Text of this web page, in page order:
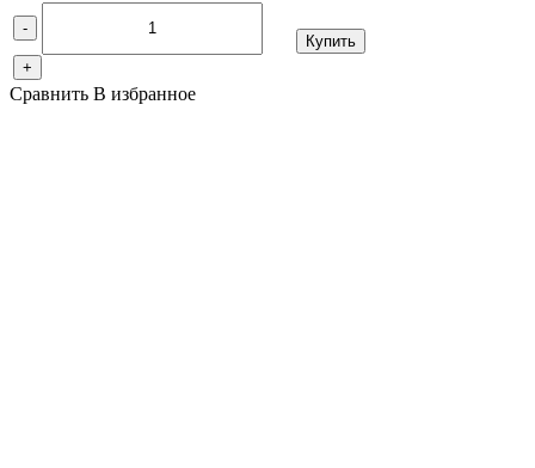
-
+
Купить
Сравнить В избранное